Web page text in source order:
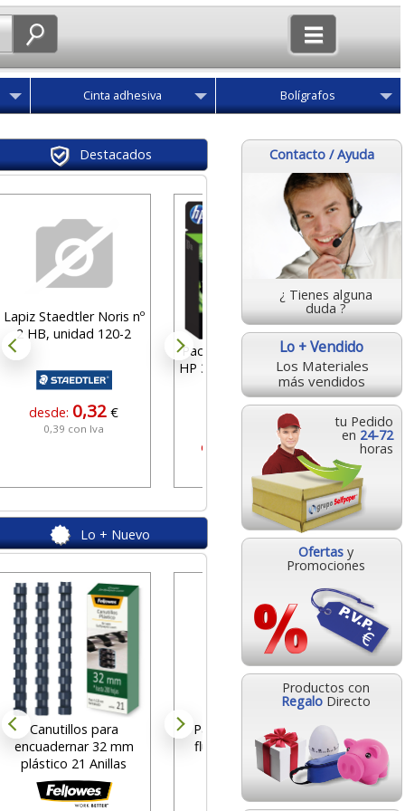
Cinta adhesiva Bolígrafos
Contacto / Ayuda
¿ Tienes alguna
duda ?
Lo + Vendido
Los Materiales
más vendidos
tu Pedido
en 24-72
horas
Ofertas y
Promociones
Productos con
Regalo Directo
Destacados
Lapiz Staedtler Noris nº
2 HB, unidad 120-2
desde: 0,32 €
0,39 con Iva
Pack Ahorro Cartuchos
HP 301Negro + Tricolor
desde: 43,03 €
52,07 con Iva
Lo + Nuevo
Canutillos para
encuadernar 32 mm
plástico 21 Anillas
Pack 4 marcadores
fluorescentes tinta
líquida surtidos